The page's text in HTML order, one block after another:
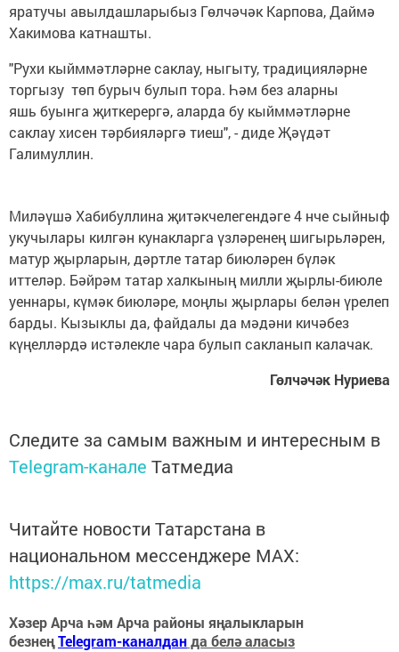
яратучы авылдашларыбыз Гөлчәчәк Карпова, Даймә
Хакимова катнашты.
"Рухи кыйммәтләрне саклау, ныгыту, традицияләрне
торгызу төп бурыч булып тора. Һәм без аларны
яшь буынга җиткерергә, аларда бу кыйммәтләрне
саклау хисен тәрбияләргә тиеш", - диде Җәүдәт
Галимуллин.
Миләүшә Хабибуллина җитәкчелегендәге 4 нче сыйныф
укучылары килгән кунакларга үзләренең шигырьләрен,
матур җырларын, дәртле татар биюләрен бүләк
иттеләр. Бәйрәм татар халкының милли җырлы-биюле
уеннары, күмәк биюләре, моңлы җырлары белән үрелеп
барды. Кызыклы да, файдалы да мәдәни кичәбез
күңелләрдә истәлекле чара булып сакланып калачак.
Гөлчәчәк Нуриева
Следите за самым важным и интересным в
Telegram-канале Татмедиа
Читайте новости Татарстана в
национальном мессенджере MАХ:
https://max.ru/tatmedia
Хәзер Арча һәм Арча районы яңалыкларын
безнеңTelegram-каналданда белә аласыз